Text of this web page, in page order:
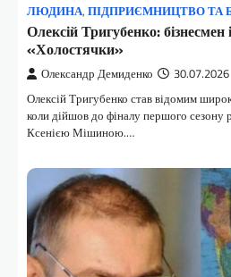
ЛЮДИНА, ПІДПРИЄМНИЦТВО ТА
Олексій Тригубенко: бізнесмен
«Холостячки»
Олександр Демиденко 30.07.2026
Олексій Тригубенко став відомим
коли дійшов до фіналу першого сезону
Ксенією Мішиною.…